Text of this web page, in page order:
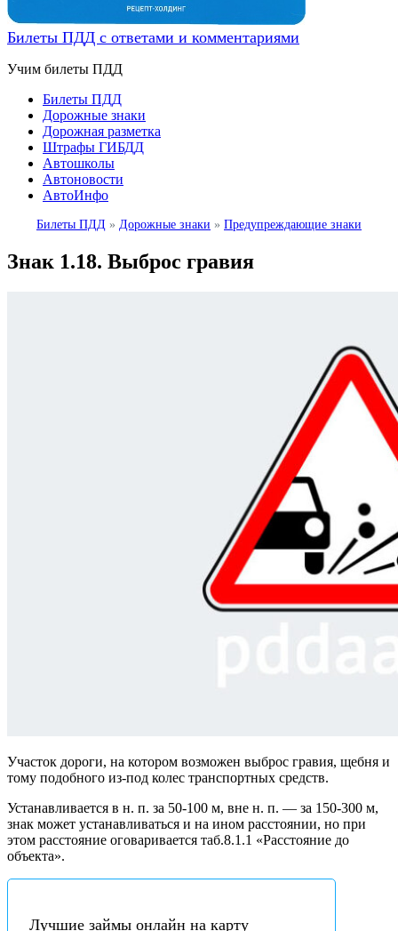
Билеты ПДД с ответами и комментариями
Учим билеты ПДД
Билеты ПДД
Дорожные знаки
Дорожная разметка
Штрафы ГИБДД
Автошколы
Автоновости
АвтоИнфо
Билеты ПДД » Дорожные знаки » Предупреждающие знаки
Знак 1.18. Выброс гравия
Участок дороги, на котором возможен выброс гравия, щебня и
тому подобного из-под колес транспортных средств.
Устанавливается в н. п. за 50-100 м, вне н. п. — за 150-300 м,
знак может устанавливаться и на ином расстоянии, но при
этом расстояние оговаривается таб.8.1.1 «Расстояние до
объекта».
Лучшие займы онлайн на карту